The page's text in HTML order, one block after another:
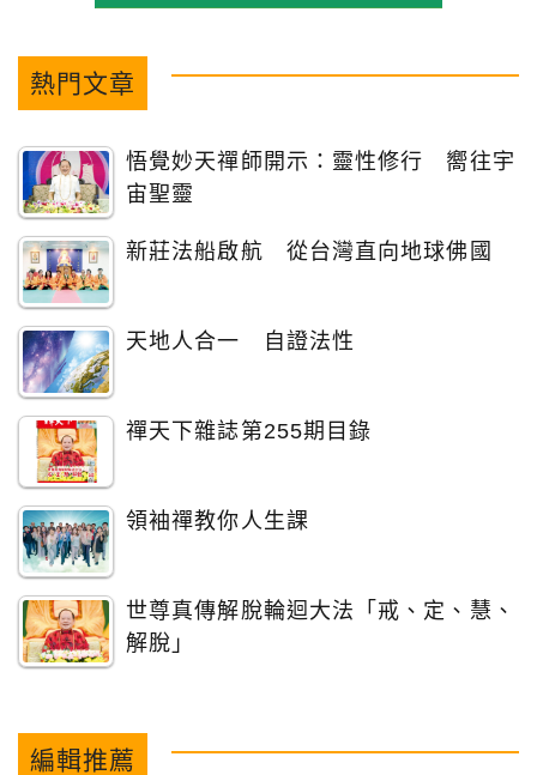
熱門文章
悟覺妙天禪師開示：靈性修行 嚮往宇
宙聖靈
新莊法船啟航 從台灣直向地球佛國
天地人合一 自證法性
禪天下雜誌第255期目錄
領袖禪教你人生課
世尊真傳解脫輪迴大法「戒、定、慧、
解脫」
編輯推薦